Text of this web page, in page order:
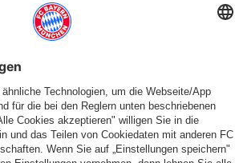
INFOS
Pokal-
Wochenende
SAISON 2026/27
Heimspiel-
Start
SAISON 2025/2026
Starke
Bayern-
MEDIENRUNDE
„Wir
wollen